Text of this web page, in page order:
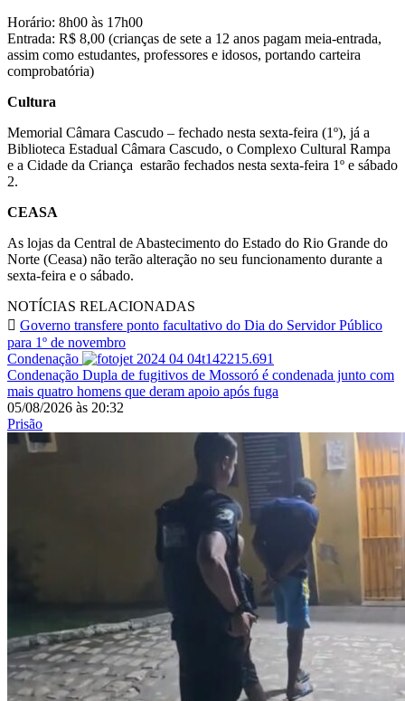
Horário: 8h00 às 17h00
Entrada: R$ 8,00 (crianças de sete a 12 anos pagam meia-entrada,
assim como estudantes, professores e idosos, portando carteira
comprobatória)
Cultura
Memorial Câmara Cascudo – fechado nesta sexta-feira (1º), já a
Biblioteca Estadual Câmara Cascudo, o Complexo Cultural Rampa
e a Cidade da Criança estarão fechados nesta sexta-feira 1º e sábado
2.
CEASA
As lojas da Central de Abastecimento do Estado do Rio Grande do
Norte (Ceasa) não terão alteração no seu funcionamento durante a
sexta-feira e o sábado.
NOTÍCIAS RELACIONADAS
Governo transfere ponto facultativo do Dia do Servidor Público
para 1º de novembro
Condenação
Condenação Dupla de fugitivos de Mossoró é condenada junto com
mais quatro homens que deram apoio após fuga
05/08/2026 às 20:32
Prisão